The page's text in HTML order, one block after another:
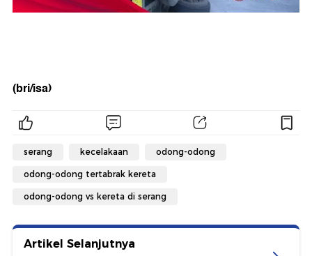
(bri/isa)
serang kecelakaan odong-odong
odong-odong tertabrak kereta
odong-odong vs kereta di serang
Artikel Selanjutnya